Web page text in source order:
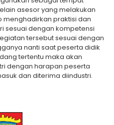
asesor yang melakukan
menghadirkan praktisi dan
sesuai dengan kompetensi
tersebut sesuai dengan
nanti saat peserta didik
tertentu maka akan
dengan harapan peserta
dan diterima diindustri.